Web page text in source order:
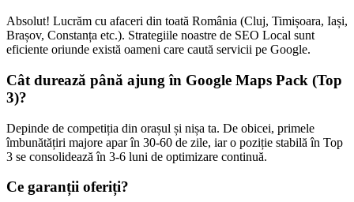
Absolut! Lucrăm cu afaceri din toată România (Cluj, Timișoara, Iași,
Brașov, Constanța etc.). Strategiile noastre de SEO Local sunt
eficiente oriunde există oameni care caută servicii pe Google.
Cât durează până ajung în Google Maps Pack (Top
3)?
Depinde de competiția din orașul și nișa ta. De obicei, primele
îmbunătățiri majore apar în 30-60 de zile, iar o poziție stabilă în Top
3 se consolidează în 3-6 luni de optimizare continuă.
Ce garanții oferiți?